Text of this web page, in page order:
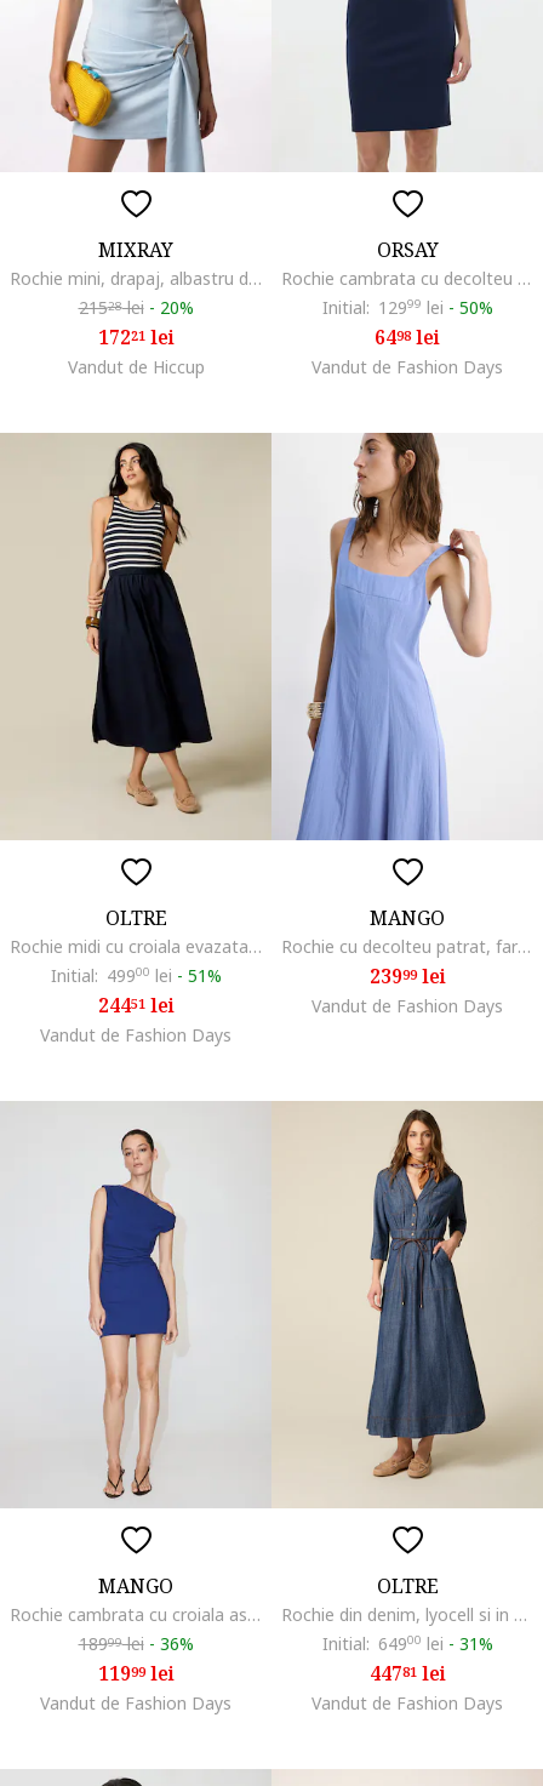
MIXRAY
Rochie mini, drapaj, albastru deschis, poliester
21528lei - 20%
17221lei
Vandut de Hiccup
ORSAY
Rochie cambrata cu decolteu in V, Bleumarin
Initial: 12999 lei - 50%
6498 lei
Vandut de Fashion Days
OLTRE
Rochie midi cu croiala evazata si buzunare, Bleumarin
Initial: 49900 lei - 51%
24451lei
Vandut de Fashion Days
MANGO
Rochie cu decolteu patrat, fara maneci, Albastru lavanda
23999lei
Vandut de Fashion Days
MANGO
Rochie cambrata cu croiala asimetrica, Albastru inchis
18999lei - 36%
11999lei
Vandut de Fashion Days
OLTRE
Rochie din denim, lyocell si in cu buzunare laterale, Bleumarin
Initial: 64900 lei - 31%
44781lei
Vandut de Fashion Days